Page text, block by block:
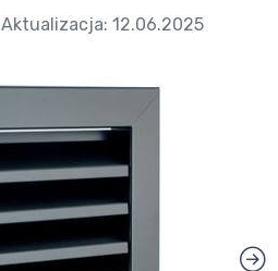
| Aktualizacja: 12.06.2025